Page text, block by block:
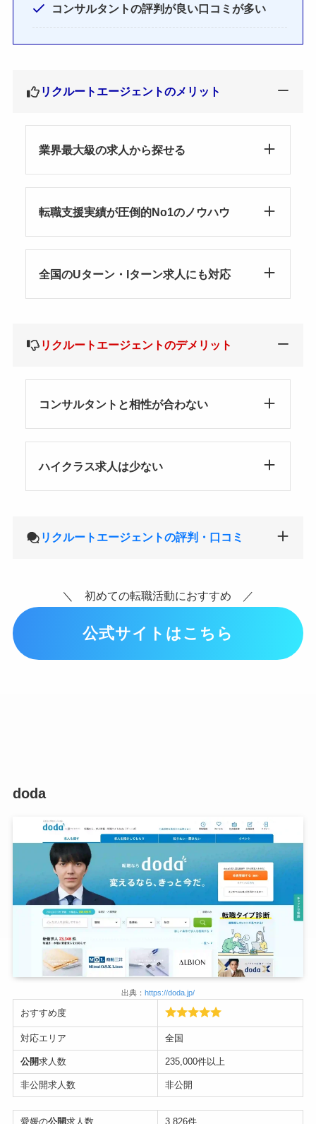
コンサルタントの評判が良い口コミが多い
リクルートエージェントのメリット
業界最大級の求人から探せる
転職支援実績が圧倒的No1のノウハウ
全国のUターン・Iターン求人にも対応
リクルートエージェントのデメリット
コンサルタントと相性が合わない
ハイクラス求人は少ない
リクルートエージェントの評判・口コミ
＼ 初めての転職活動におすすめ ／
公式サイトはこちら
doda
出典： https://doda.jp/
おすすめ度
対応エリア 全国
公開求人数 235,000件以上
非公開求人数 非公開
愛媛の公開求人数 3,826件